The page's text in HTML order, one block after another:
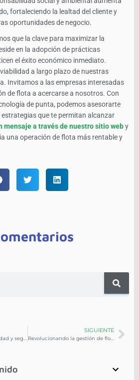
fortaleciendo la lealtad del cliente y
oportunidades de negocio.
que la clave para maximizar la
en la adopción de prácticas
el éxito económico inmediato.
a largo plazo de nuestras
Invitamos a las empresas interesadas
de flota a acercarse a nosotros. Con
de punta, podemos asesorarte
que te permitan alcanzar
mensaje a través de nuestro sitio weby
una operación de flota más rentable y
Impulsa la sustentabilidad y seguridad en tus flotillas con One Tierra
SIGUIENTE
Revolucionando la gestión de flotas con la telemetría integrada OEM de Azuga